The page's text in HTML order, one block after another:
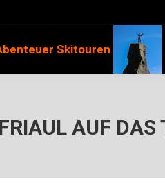
Skitouren
AUF DAS